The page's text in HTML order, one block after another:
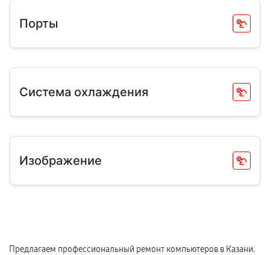
Порты
Система охлаждения
Изображение
Предлагаем профессиональный ремонт компьютеров в Казани.